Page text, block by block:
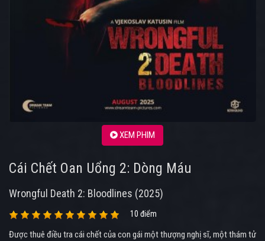
XEM PHIM
Cái Chết Oan Uổng 2: Dòng Máu
Wrongful Death 2: Bloodlines (2025)
10 điểm
Được thuê điều tra cái chết của con gái một thượng nghị sĩ, một thám tử